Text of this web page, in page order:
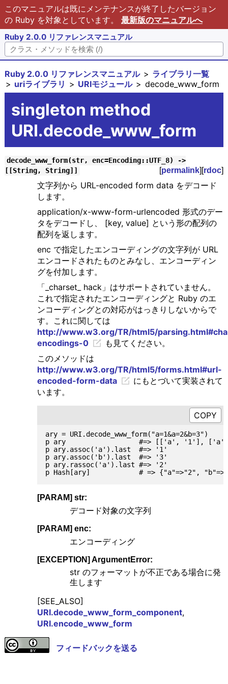
このマニュアルは既にメンテナンスが終了したバージョン
の Ruby を対象としています。 最新版のマニュアルへ
Ruby 2.0.0 リファレンスマニュアル
Ruby 2.0.0 リファレンスマニュアル
ライブラリ一覧
uriライブラリ
URIモジュール decode_www_form
singleton method
URI.decode_www_form
decode_www_form(str, enc=Encoding::UTF_8) ->
[[String, String]]
[permalink][rdoc]
文字列から URL-encoded form data をデコード
します。
application/x-www-form-urlencoded 形式のデー
タをデコードし、 [key, value] という形の配列の
配列を返します。
enc で指定したエンコーディングの文字列が URL
エンコードされたものとみなし、エンコーディン
グを付加します。
「_charset_ hack」はサポートされていません。
これで指定されたエンコーディングと Ruby のエ
ンコーディングとの対応がはっきりしないからで
す。これに関しては
http://www.w3.org/TR/html5/
encodings-0
も見てください。
このメソッドは
http://www.w3.org/TR/html5/forms.html#url-
encoded-form-data
にもとづいて実装されて
います。
ary = URI.decode_www_form("a=1&a=2&b=3")
p ary                  #=> [['a', '1'],
p ary.assoc('a').last  #=> '1'
p ary.assoc('b').last  #=> '3'
p ary.rassoc('a').last #=> '2'
[PARAM] str:
デコード対象の文字列
[PARAM] enc:
エンコーディング
[EXCEPTION] ArgumentError:
str のフォーマットが不正である場合に発
生します
[SEE_ALSO]
URI.decode_www_form_component,
URI.encode_www_form
フィードバックを送る